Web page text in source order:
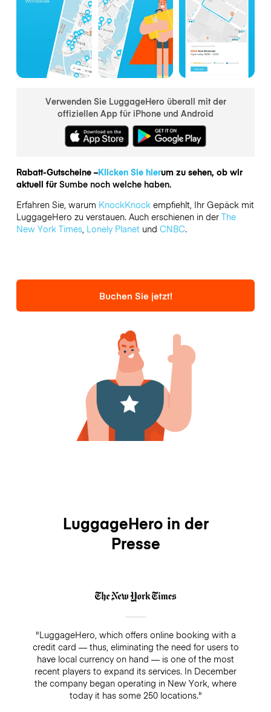
Verwenden Sie LuggageHero überall mit der
offiziellen App für iPhone und Android
Rabatt-Gutscheine –Klicken Sie hierum zu sehen, ob wir
aktuell für Sumbe noch welche haben.
Erfahren Sie, warum KnockKnockempfiehlt, Ihr Gepäck mit
LuggageHero zu verstauen. Auch erschienen in der The
New York Times, Lonely Planetund CNBC.
Buchen Sie jetzt!
LuggageHero in der
Presse
"LuggageHero, which offers online booking with a
credit card — thus, eliminating the need for users to
have local currency on hand — is one of the most
recent players to expand its services. In December
the company began operating in New York, where
today it has some 250 locations."